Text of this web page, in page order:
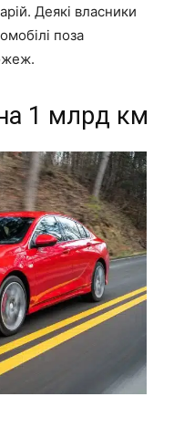
Деякі власники
поза
1 млрд км